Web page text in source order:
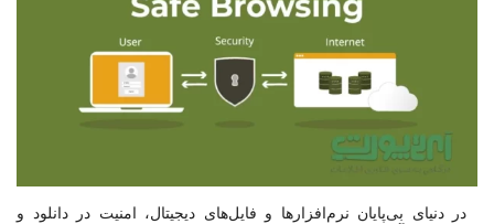
در دنیای بی‌پایان نرم‌افزارها و فایل‌های دیجیتال، امنیت در دانلود و